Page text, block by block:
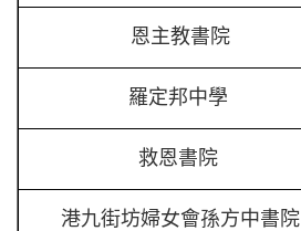
恩主教書院
羅定邦中學
救恩書院
港九街坊婦女會孫方中書院